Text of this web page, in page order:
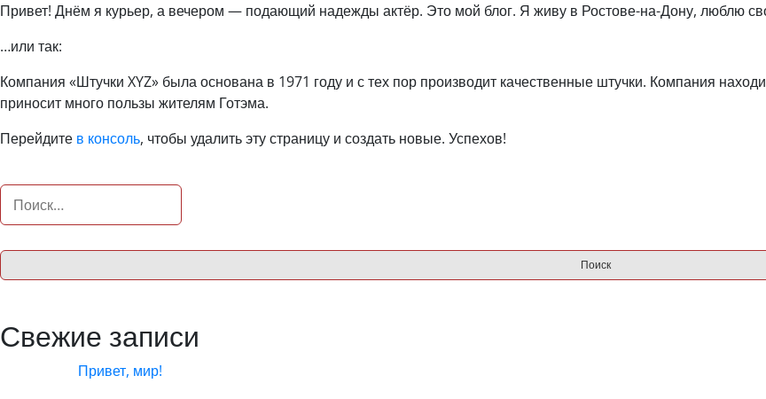
Привет! Днём я курьер, а вечером — подающий надежды актёр. Это мой блог. Я живу в Ростове-на-Дону, люблю
…или так:
Компания «Штучки XYZ» была основана в 1971 году и с тех пор производит качественные штучки. Компания
приносит много пользы жителям Готэма.
Перейдите в консоль, чтобы удалить эту страницу и создать новые. Успехов!
Найти:
Свежие записи
Привет, мир!